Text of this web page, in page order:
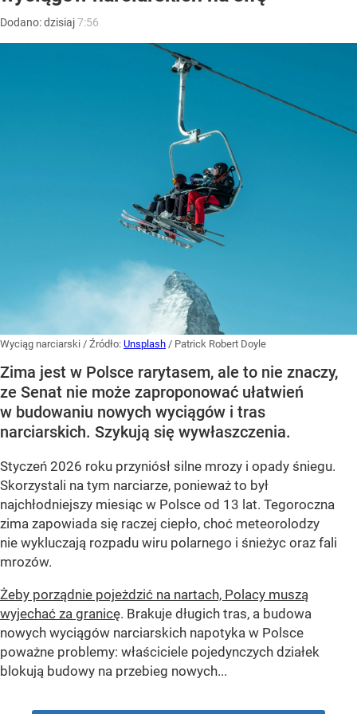
Dodano:dzisiaj7:56
Wyciąg narciarski / Źródło: Unsplash / Patrick Robert Doyle
Zima jest w Polsce rarytasem, ale to nie znaczy,
ze Senat nie może zaproponować ułatwień
w budowaniu nowych wyciągów i tras
narciarskich. Szykują się wywłaszczenia.
Styczeń 2026 roku przyniósł silne mrozy i opady śniegu.
Skorzystali na tym narciarze, ponieważ to był
najchłodniejszy miesiąc w Polsce od 13 lat. Tegoroczna
zima zapowiada się raczej ciepło, choć meteorolodzy
nie wykluczają rozpadu wiru polarnego i śnieżyc oraz fali
mrozów.
Żeby porządnie pojeżdzić na nartach, Polacy muszą
wyjechać za granicę. Brakuje długich tras, a budowa
nowych wyciągów narciarskich napotyka w Polsce
poważne problemy: właściciele pojedynczych działek
blokują budowy na przebieg nowych...